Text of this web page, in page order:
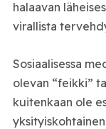
halaavan
virallista
Sosiaalisessa
olevan “feikki”
kuitenkaan ole